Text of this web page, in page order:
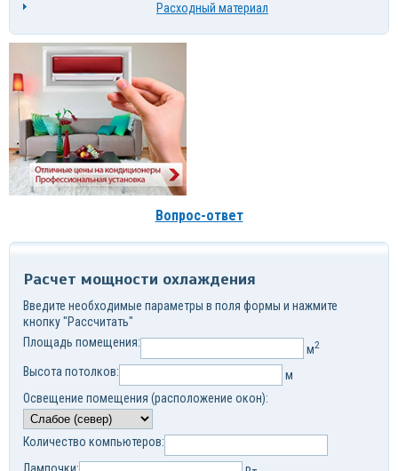
Расходный материал
Вопрос-ответ
Расчет мощности охлаждения
Введите необходимые параметры в поля формы и нажмите
кнопку "Рассчитать"
Площадь помещения:
м2
Высота потолков:
м
Освещение помещения (расположение окон):
Количество компьютеров: